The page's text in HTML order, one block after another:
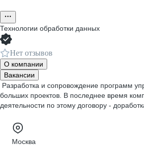
Технологии обработки данных
Нет отзывов
О компании
Вакансии
Разработка и сопровождение программ
больших проектов. В последнее время
деятельности по этому договору -
Москва